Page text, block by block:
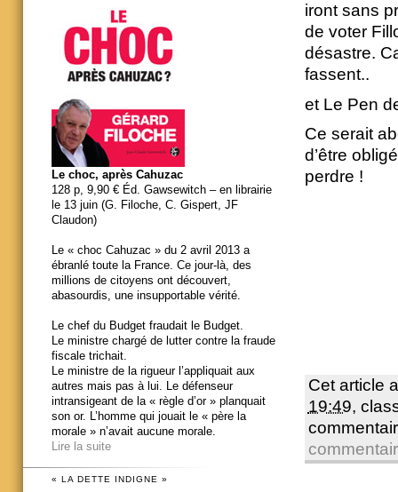
iront sans
de voter
désastre.
fassent..
et Le Pen
Ce serait
d’être
perdre !
Cet article
19:49,
Le choc, après Cahuzac
128 p, 9,90 € Éd. Gawsewitch – en librairie
le 13 juin (G. Filoche, C. Gispert, JF
Claudon)
Le « choc Cahuzac » du 2 avril 2013 a
ébranlé toute la France. Ce jour-là, des
millions de citoyens ont découvert,
abasourdis, une insupportable vérité.
Le chef du Budget fraudait le Budget.
Le ministre chargé de lutter contre la fraude
fiscale trichait.
Le ministre de la rigueur l’appliquait aux
autres mais pas à lui. Le défenseur
intransigeant de la « règle d’or » planquait
son or. L’homme qui jouait le « père la
morale » n’avait aucune morale.
Lire la suite
« LA DETTE INDIGNE »